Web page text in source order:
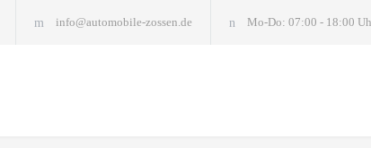
info@automobile-zossen.de Mo-Do: 07:00 - 18:00